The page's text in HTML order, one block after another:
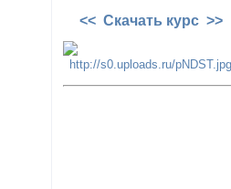
<< Скачать курс >>